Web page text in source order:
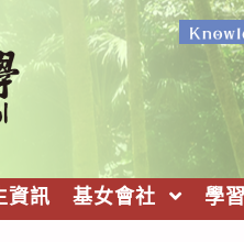
資訊 基女會社 學